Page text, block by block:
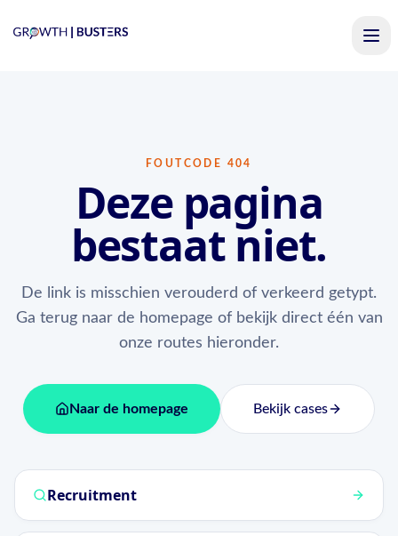
FOUTCODE 404
Deze pagina
bestaat niet.
De link is misschien verouderd of verkeerd getypt.
Ga terug naar de homepage of bekijk direct één van
onze routes hieronder.
Naar de homepage Bekijk cases
Recruitment